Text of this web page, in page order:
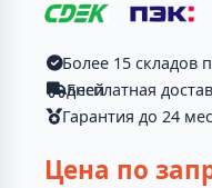
Более 15 складов
Бесплатная доставка в Мелитополь от 2-ух дней
Гарантия до 24
Цена по